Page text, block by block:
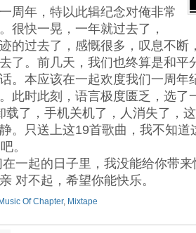
周年，特以此辑纪念对俺非常
很快一晃，一年就过去了，
的过去了，感慨很多，叹息不断
了。前几天，我们也终算是和平
。本应该在一起欢度我们一周年
此时此刻，语言极度匮乏，选了
载了，手机关机了，人消失了，
。只送上这19首歌曲，我不知
。
一起的日子里，我没能给你带
对不起，希望你能快乐。
Of Chapter, Mixtape